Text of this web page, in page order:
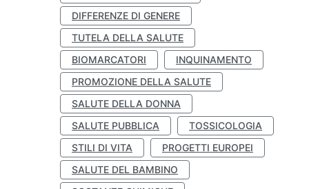
DIFFERENZE DI GENERE
TUTELA DELLA SALUTE
BIOMARCATORI
INQUINAMENTO
PROMOZIONE DELLA SALUTE
SALUTE DELLA DONNA
SALUTE PUBBLICA
TOSSICOLOGIA
STILI DI VITA
PROGETTI EUROPEI
SALUTE DEL BAMBINO